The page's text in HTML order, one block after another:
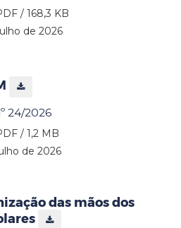
/ 168,3 KB
de 2026
24/2026
/ 1,2 MB
de 2026
das mãos dos